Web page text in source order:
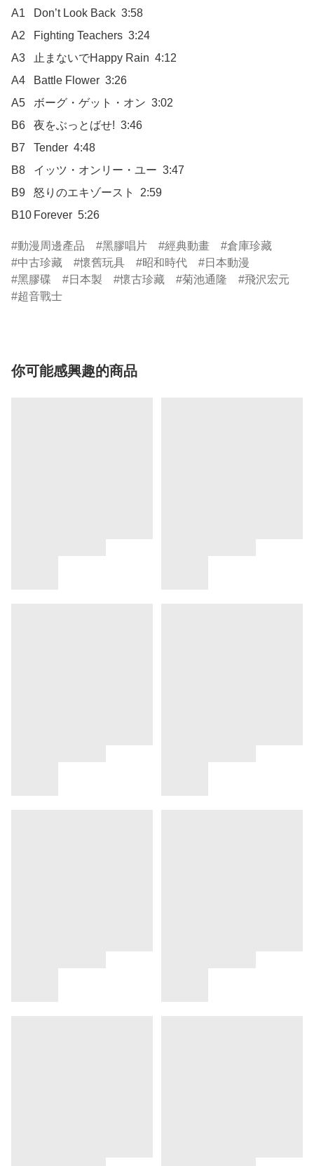
A1	Don’t Look Back  3:58
A2	Fighting Teachers  3:24
A3	止まないでHappy Rain  4:12
A4	Battle Flower  3:26
A5	ボーグ・ゲット・オン  3:02
B6	夜をぶっとばせ!  3:46
B7	Tender  4:48
B8	イッツ・オンリー・ユー  3:47
B9	怒りのエキゾースト  2:59
B10	Forever  5:26
動漫周邊產品 黑膠唱片 經典動畫
倉庫珍藏
中古珍藏
懷舊玩具 昭和時代
日本動漫
黑膠碟
日本製 懷古珍藏 菊池通隆
飛沢宏元
超音戰士
你可能感興趣的商品